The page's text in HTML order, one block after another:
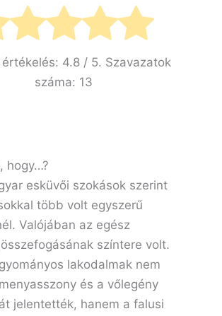
4.8 / 5. Szavazatok
száma: 13
hogy…?
esküvői szokások szerint
több volt egyszerű
Valójában az egész
színtere volt.
lakodalmak nem
és a vőlegény
jelentették, hanem a falusi